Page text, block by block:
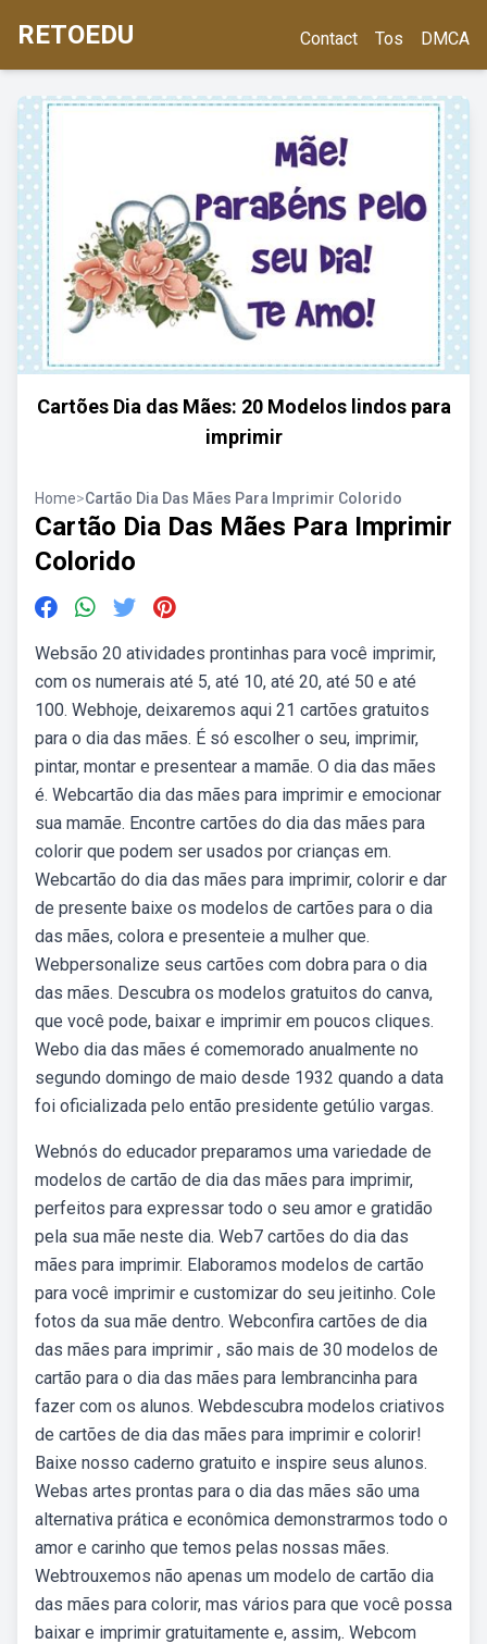
RETOEDU Contact Tos DMCA
Cartões Dia das Mães: 20 Modelos lindos para
imprimir
Home>Cartão Dia Das Mães Para Imprimir Colorido
Cartão Dia Das Mães Para Imprimir
Colorido
Websão 20 atividades prontinhas para você imprimir,
com os numerais até 5, até 10, até 20, até 50 e até
100. Webhoje, deixaremos aqui 21 cartões gratuitos
para o dia das mães. É só escolher o seu, imprimir,
pintar, montar e presentear a mamãe. O dia das mães
é. Webcartão dia das mães para imprimir e emocionar
sua mamãe. Encontre cartões do dia das mães para
colorir que podem ser usados por crianças em.
Webcartão do dia das mães para imprimir, colorir e dar
de presente baixe os modelos de cartões para o dia
das mães, colora e presenteie a mulher que.
Webpersonalize seus cartões com dobra para o dia
das mães. Descubra os modelos gratuitos do canva,
que você pode, baixar e imprimir em poucos cliques.
Webo dia das mães é comemorado anualmente no
segundo domingo de maio desde 1932 quando a data
foi oficializada pelo então presidente getúlio vargas.
Webnós do educador preparamos uma variedade de
modelos de cartão de dia das mães para imprimir,
perfeitos para expressar todo o seu amor e gratidão
pela sua mãe neste dia. Web7 cartões do dia das
mães para imprimir. Elaboramos modelos de cartão
para você imprimir e customizar do seu jeitinho. Cole
fotos da sua mãe dentro. Webconfira cartões de dia
das mães para imprimir , são mais de 30 modelos de
cartão para o dia das mães para lembrancinha para
fazer com os alunos. Webdescubra modelos criativos
de cartões de dia das mães para imprimir e colorir!
Baixe nosso caderno gratuito e inspire seus alunos.
Webas artes prontas para o dia das mães são uma
alternativa prática e econômica demonstrarmos todo o
amor e carinho que temos pelas nossas mães.
Webtrouxemos não apenas um modelo de cartão dia
das mães para colorir, mas vários para que você possa
baixar e imprimir gratuitamente e, assim,. Webcom